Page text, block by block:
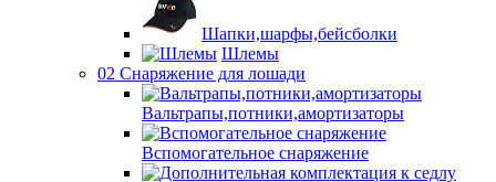
Шапки,шарфы,бейсболки
Шлемы
02 Снаряжение для лошади
Вальтрапы,потники,амортизаторы
Вспомогательное снаряжение